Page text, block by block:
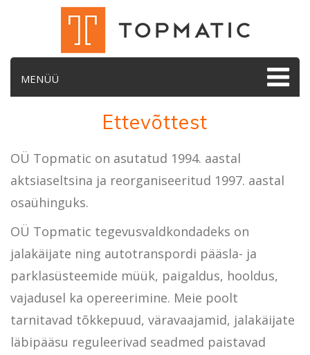
MENÜÜ
Ettevõttest
OÜ Topmatic on asutatud 1994. aastal
aktsiaseltsina ja reorganiseeritud 1997. aastal
osaühinguks.
OÜ Topmatic tegevusvaldkondadeks on
jalakäijate ning autotranspordi pääsla- ja
parklasüsteemide müük, paigaldus, hooldus,
vajadusel ka opereerimine. Meie poolt
tarnitavad tõkkepuud, väravaajamid, jalakäijate
läbipääsu reguleerivad seadmed paistavad